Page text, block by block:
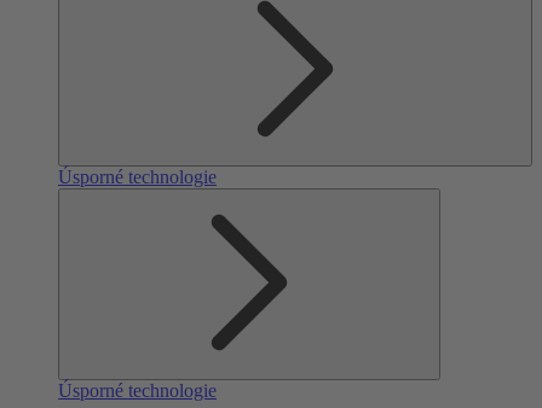
Úsporné technologie
Úsporné technologie